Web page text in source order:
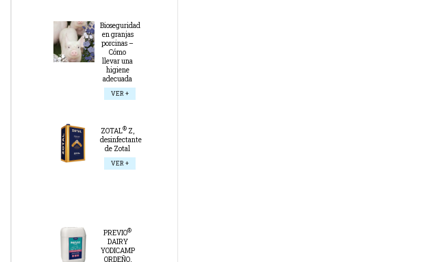
Bioseguridad
en granjas
porcinas –
Cómo
llevar una
higiene
adecuada
VER +
ZOTAL® Z,
desinfectante
de Zotal
VER +
PREVIO®
DAIRY
YODICAMP
ORDEÑO,